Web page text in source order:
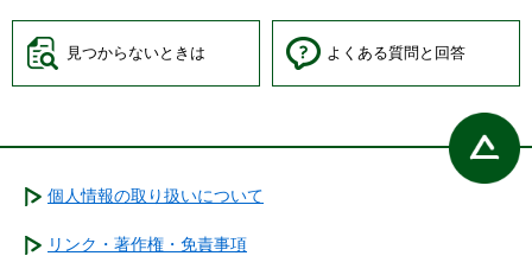
見つからないときは よくある質問と回答
個人情報の取り扱いについて
リンク・著作権・免責事項